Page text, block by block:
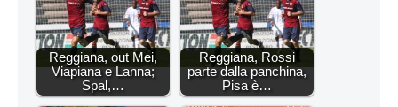
Reggiana, out Mei,
Viapiana e Lanna;
Spal,…
Reggiana, Rossi
parte dalla panchina,
Pisa è…